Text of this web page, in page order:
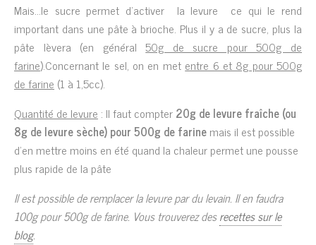
Mais…le sucre permet d’activer la levure
ce qui le rend
important dans une pâte à brioche. Plus il y a de sucre, plus la
pâte lèvera (en général50g de sucre pour 500g de
farine).Concernant le sel, on en met entre 6 et 8g pour 500g
de farine (1 à 1,5cc).
Quantité de levure : Il faut compter20g de levure fraîche (ou
8g de levure sèche) pour 500g de farinemais il est possible
d’en mettre moins en été quand la chaleur permet une pousse
plus rapide de la pâte
Il est possible de remplacer la levure par du levain. Il en faudra
100g pour 500g de farine. Vous trouverez desrecettes sur le
blog.